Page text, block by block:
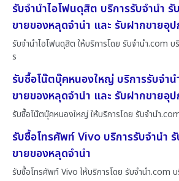
รับจำนำไอโฟนดุสิต บริการรับจำนำ
ขายของหลุดจำนำ และ รับฝากขายอุ
รับจำนำไอโฟนดุสิต ให้บริการโดย รับจํานํา.com
ร
รับซื้อโน๊ตบุ๊คหนองใหญ่ บริการรับจำ
ขายของหลุดจำนำ และ รับฝากขายอุ
รับซื้อโน๊ตบุ๊คหนองใหญ่ ให้บริการโดย รับจํานํา
รับซื้อโทรศัพท์ Vivo บริการรับจำนำ
ขายของหลุดจำนำ
รับซื้อโทรศัพท์ Vivo ให้บริการโดย รับจํานํา.com